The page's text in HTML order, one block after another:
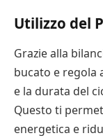
Utilizzo del
Grazie alla
bucato e regola
e la durata del
Questo ti
energetica e